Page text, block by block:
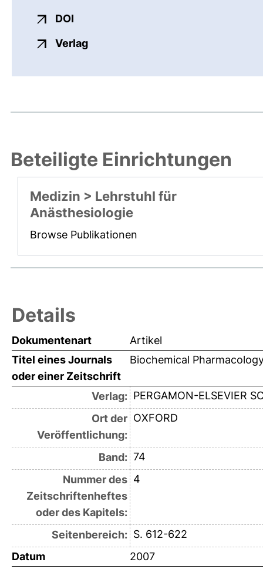
DOI
Verlagexterner Link, öffnet neues
Beteiligte Einrichtungen
Medizin > Lehrstuhl für
Anästhesiologie
Browse Publikationen
Details
Dokumentenart
Artikel
Titel eines Journals
oder einer Zeitschrift
Biochemical
Verlag: PERGAMON-ELSEVIER
Ort der
Veröffentlichung:
OXFORD
Band: 74
Nummer des
Zeitschriftenheftes
oder des Kapitels:
4
Seitenbereich: S. 612-622
Datum
2007